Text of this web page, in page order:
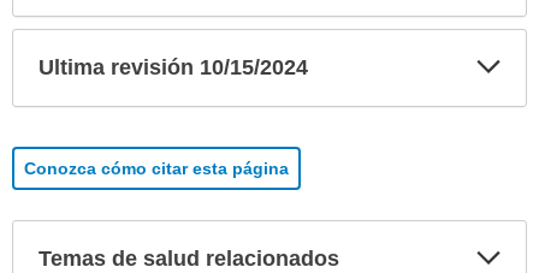
Ultima revisión 10/15/2024
Conozca cómo citar esta página
Temas de salud relacionados